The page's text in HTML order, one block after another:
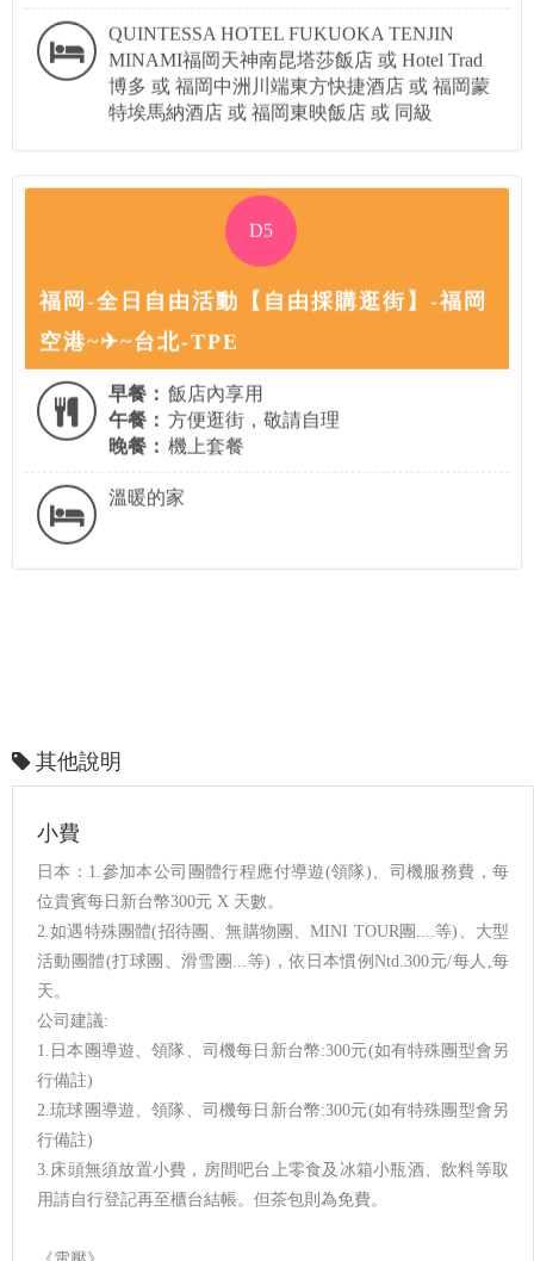
QUINTESSA HOTEL FUKUOKA TENJIN
MINAMI福岡天神南昆塔莎飯店 或 Hotel Trad
博多 或 福岡中洲川端東方快捷酒店 或 福岡蒙
特埃馬納酒店 或 福岡東映飯店 或 同級
D5
福岡-全日自由活動【自由採購逛街】-福岡
空港~✈~台北-TPE
早餐： 飯店內享用
午餐： 方便逛街，敬請自理
晚餐： 機上套餐
溫暖的家
其他說明
小費
日本：1.參加本公司團體行程應付導遊(領隊)、司機服務費，每
位貴賓每日新台幣300元 X 天數。
2.如遇特殊團體(招待團、無購物團、MINI TOUR團....等)、大型
活動團體(打球團、滑雪團...等)，依日本慣例Ntd.300元/每人,每
天。
公司建議:
1.日本團導遊、領隊、司機每日新台幣:300元(如有特殊團型會另
行備註)
2.琉球團導遊、領隊、司機每日新台幣:300元(如有特殊團型會另
行備註)
3.床頭無須放置小費，房間吧台上零食及冰箱小瓶酒、飲料等取
用請自行登記再至櫃台結帳。但茶包則為免費。